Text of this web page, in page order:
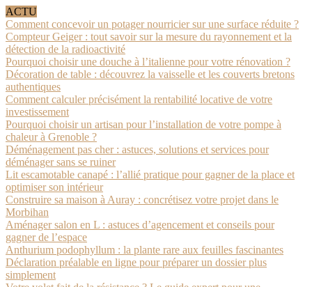
ACTU
Comment concevoir un potager nourricier sur une surface réduite ?
Compteur Geiger : tout savoir sur la mesure du rayonnement et la
détection de la radioactivité
Pourquoi choisir une douche à l’italienne pour votre rénovation ?
Décoration de table : découvrez la vaisselle et les couverts bretons
authentiques
Comment calculer précisément la rentabilité locative de votre
investissement
Pourquoi choisir un artisan pour l’installation de votre pompe à
chaleur à Grenoble ?
Déménagement pas cher : astuces, solutions et services pour
déménager sans se ruiner
Lit escamotable canapé : l’allié pratique pour gagner de la place et
optimiser son intérieur
Construire sa maison à Auray : concrétisez votre projet dans le
Morbihan
Aménager salon en L : astuces d’agencement et conseils pour
gagner de l’espace
Anthurium podophyllum : la plante rare aux feuilles fascinantes
Déclaration préalable en ligne pour préparer un dossier plus
simplement